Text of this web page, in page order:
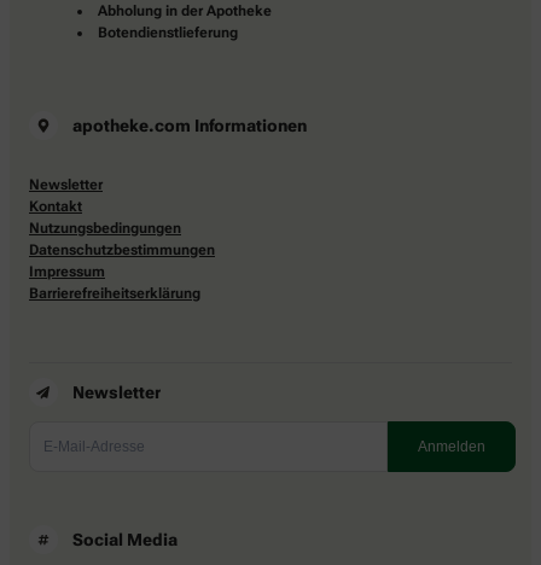
Abholung in der Apotheke
Botendienstlieferung
apotheke.com Informationen
Newsletter
Kontakt
Nutzungsbedingungen
Datenschutzbestimmungen
Impressum
Barrierefreiheitserklärung
Newsletter
Social Media